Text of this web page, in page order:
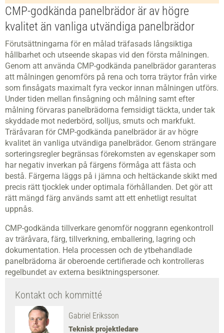
CMP-godkända panelbrädor är av högre
kvalitet än vanliga utvändiga panelbrädor
Förutsättningarna för en målad träfasads långsiktiga
hållbarhet och utseende skapas vid den första målningen.
Genom att använda CMP-godkända panelbrädor garanteras
att målningen genomförs på rena och torra träytor från virke
som finsågats maximalt fyra veckor innan målningen utförs.
Under tiden mellan finsågning och målning samt efter
målning förvaras panelbrädorna femsidigt täckta, under tak
skyddade mot nederbörd, solljus, smuts och markfukt.
Träråvaran för CMP-godkända panelbrädor är av högre
kvalitet än vanliga utvändiga panelbrädor. Genom strängare
sorteringsregler begränsas förekomsten av egenskaper som
har negativ inverkan på färgens förmåga att fästa och
bestå. Färgerna läggs på i jämna och heltäckande skikt med
precis rätt tjocklek under optimala förhållanden. Det gör att
rätt mängd färg används samt att ett enhetligt resultat
uppnås.
CMP-godkända tillverkare genomför noggrann egenkontroll
av träråvara, färg, tillverkning, emballering, lagring och
dokumentation. Hela processen och de ytbehandlade
panelbrädorna är oberoende certifierade och kontrolleras
regelbundet av externa besiktningspersoner.
Kontakt och kommitté
Gabriel Eriksson
Teknisk projektledare